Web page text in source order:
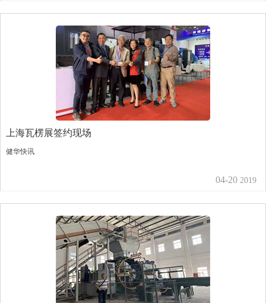
上海瓦楞展签约现场
健华快讯
04-20 2019